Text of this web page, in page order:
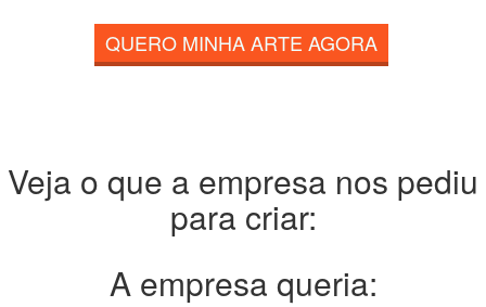
QUERO MINHA ARTE AGORA
Veja o que a empresa nos pediu
para criar:
A empresa queria: